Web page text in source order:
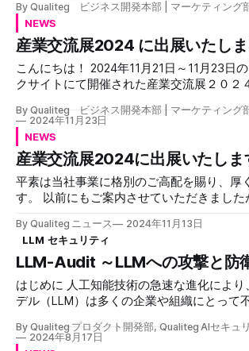
の3ステップで完了。特別な機材は不要で
ップシンクを実現。 社内研修やYouTube配信、ドキュメンタ
リー制作など、幅広い用途で活用できます。 当社ブース
様子 「MotionVox™」の初出展とい
AI「MotionVox」を出展しています！ XR・メタバース・AIと
先端テクノロジーが集まる本展示会で、ビ
AI動画生成ツールとしてMotionVox™をご紹
ます。 MotionVox™とは MotionVox™は、あなたの表情や発話
を魅力的なアバターが完全再現する動画生
本物の人間がそこにいるかのような自然な
在感で、新しい表現の可能性を切り開きます。 主な特
フォトリアリスティックな高品質アバター * 高再現度の表情
同期 * プロフェッショナルなリップシンク * カスタマイズ可
能なボイスチェンジ機能 * 簡単な操作性 * プライバシーの完
ざまなビジネスシーンで活用いただけます！ * 動画配
VTuber活動 * S
By Qualiteg ビジネス開発本部 | マーケティング
NEWS
産業交流展2024 に出展いたし
こんにちは！ 2024年11月21日～11月23日の3日間 東京ビッ
クサイトにて開催された産業交流展２０２
多くの方々に当社ブースへお立ち寄りいた
とうございました！ (産業交流展2024のオンライン展示会は
2024年11月29日まで開催中です！) 本ブログでは、展示会当
日の様子を簡単にレポートさせていただきます。 展
様子 当社ブースは「東京ビジネスフロンティア」パビリオ
ン内に設けていただきました。 当社からは３名体制で、 エ
ュリティソリューション「 LLM-Audit」 、
「AI・DX研修」についてデモンストレーシ
明・ご案内をさせていただきました。 さらに、ステラリン
「AdRobot」に、当社ブースの宣伝もして
特典カード さて、ブースにお立ち寄りの際にお渡しした、
Bestllam特典カードの招待コー
By Qualiteg ビジネス開発本部 | マーケティング
2024年11月23日
NEWS
産業交流展2024に出展いたしま
平素は当社事業に格別のご高配を賜り、厚
す。 以前にもご案内させていただきましたが、この度、株
大級の総合展示会「産業交流展2024」に出
りました。 本展示会では、当社の最新のサービス・ソリュ
ーションを展示させていただきます。ご来
説明させていただく貴重な機会として、ぜ
ち寄りくださいませ 展示会概要 * 名称: 産業交流展2024 * 会
期: 2024年11月20日(水)～22日(金) * 会場: 東京ビッグサイト
１・２ホール、アトリウム * 西1ホール 東京ビジネスフロ
ンティアゾーン ビ-15 * 入場料: 無料（事前登録制） 開催
By Qualiteg ニュース 2024年11月13日
LLM セキュリティ
LLM-Audit ～LLMへの攻撃と防
はじめに 人工知能技術の急速な進化により、大規模言語モ
デル（LLM）は多くの企業や組織にとって
ど、LLMの応用範囲は日々拡大し、ビジネ
By Qualiteg プロダクト開発部, Qualiteg AIセキュ
2024年8月17日